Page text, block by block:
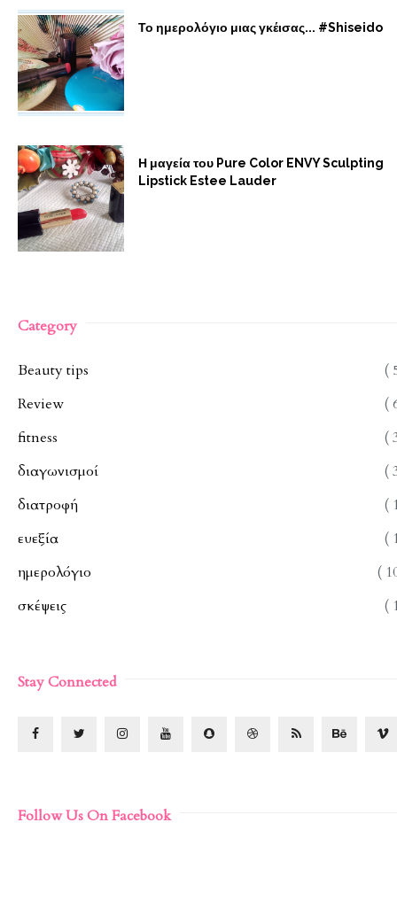
Το ημερολόγιο μιας γκέισας... #Shiseido
Η μαγεία του Pure Color ENVY Sculpting
Lipstick Estee Lauder
Category
Beauty tips
(
Review
(
fitness
(
διαγωνισμοί
(
διατροφή
(
ευεξία
(
ημερολόγιο
(
σκέψεις
(
Stay Connected
Follow Us On Facebook